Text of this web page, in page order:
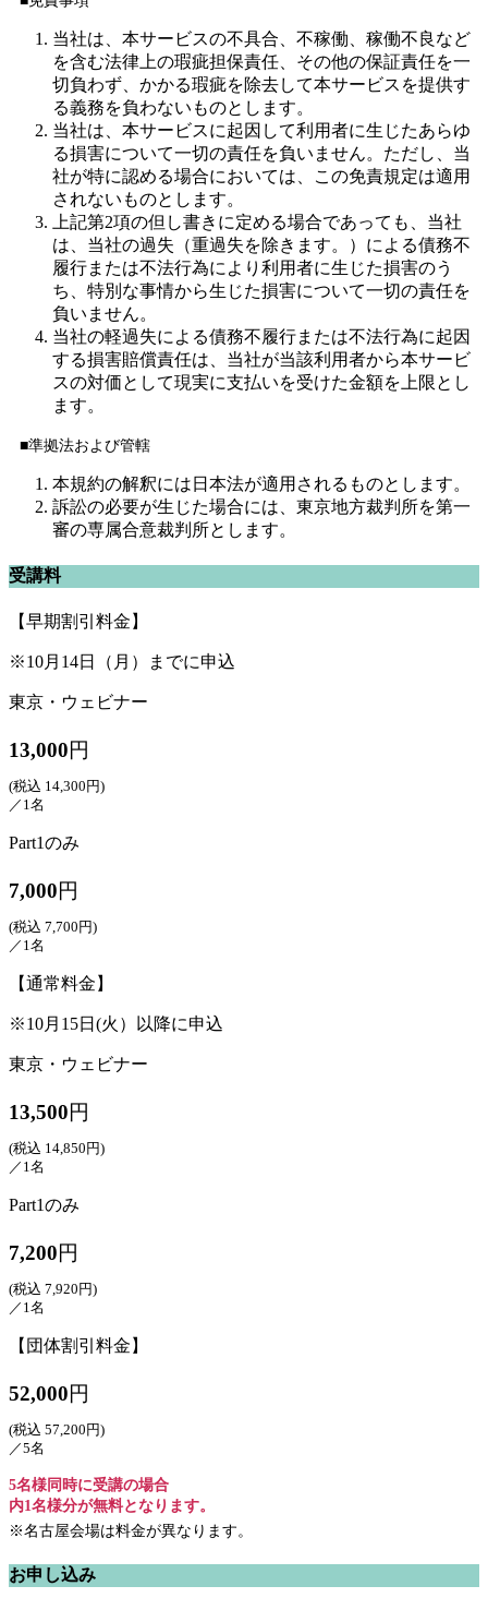
当社は、本サービスの不具合、不稼働、稼働不良など
を含む法律上の瑕疵担保責任、その他の保証責任を一
切負わず、かかる瑕疵を除去して本サービスを提供す
る義務を負わないものとします。
当社は、本サービスに起因して利用者に生じたあらゆ
る損害について一切の責任を負いません。ただし、当
社が特に認める場合においては、この免責規定は適用
されないものとします。
上記第2項の但し書きに定める場合であっても、当社
は、当社の過失（重過失を除きます。）による債務不
履行または不法行為により利用者に生じた損害のう
ち、特別な事情から生じた損害について一切の責任を
負いません。
当社の軽過失による債務不履行または不法行為に起因
する損害賠償責任は、当社が当該利用者から本サービ
スの対価として現実に支払いを受けた金額を上限とし
ます。
■準拠法および管轄
本規約の解釈には日本法が適用されるものとします。
訴訟の必要が生じた場合には、東京地方裁判所を第一
審の専属合意裁判所とします。
受講料
【早期割引料金】
※10月14日（月）までに申込
東京・ウェビナー
13,000円
(税込 14,300円)
／1名
Part1のみ
7,000円
(税込 7,700円)
／1名
【通常料金】
※10月15日(火）以降に申込
東京・ウェビナー
13,500円
(税込 14,850円)
／1名
Part1のみ
7,200円
(税込 7,920円)
／1名
【団体割引料金】
52,000円
(税込 57,200円)
／5名
5名様同時に受講の場合
内1名様分が無料となります。
※名古屋会場は料金が異なります。
お申し込み